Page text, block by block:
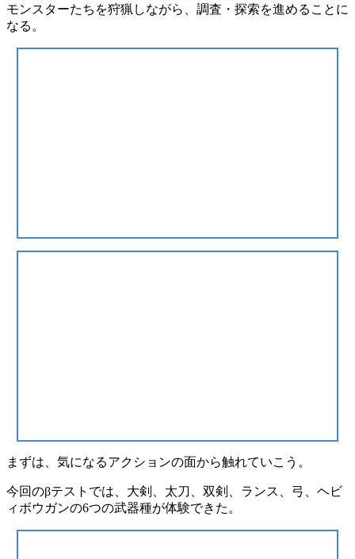
モンスターたちを狩猟しながら、調査・探索を進めることに
なる。
まずは、気になるアクションの面から触れていこう。
今回のβテストでは、 大剣、太刀、双剣、ランス、弓、ヘビ
ィボウガンの6つの武器種が体験できた。